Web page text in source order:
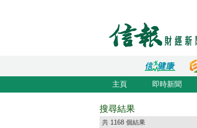
主頁 即時新聞
搜尋結果
共 1168 個結果